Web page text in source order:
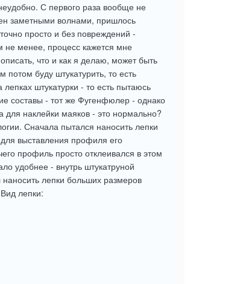
С первого раза вообще не
заметными волнами, пришлось
просто и без повреждений -
не менее, процесс кажется мне
что и как я делаю, может быть
буду штукатурить, то есть
штукатурки - то есть пытаюсь
составы - тот же Фугенфюлер - однако
для наклейки маяков - это нормально?
Сначала пытался наносить лепки
выставления профиля его
профиль просто отклеивался в этом
удобнее - внутрь штукатруной
лепки больших размеров
лепки: